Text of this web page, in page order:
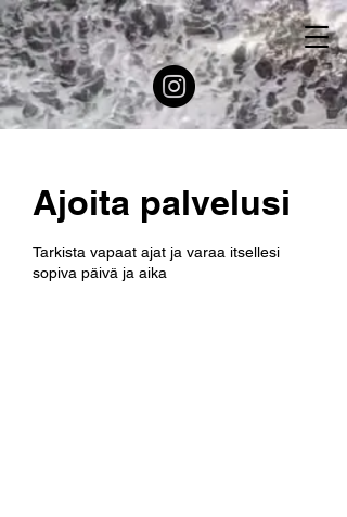
Ajoita palvelusi
Tarkista vapaat ajat ja varaa itsellesi
sopiva päivä ja aika